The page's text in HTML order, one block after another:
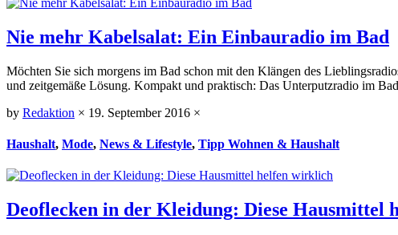
Nie mehr Kabelsalat: Ein Einbauradio im Bad
Möchten Sie sich morgens im Bad schon mit den Klängen des
und zeitgemäße Lösung. Kompakt und praktisch: Das Unterputzradio im
by Redaktion × 19. September 2016 ×
Haushalt, Mode, News & Lifestyle, Tipp Wohnen & Haushalt
Deoflecken in der Kleidung: Diese Hausmittel